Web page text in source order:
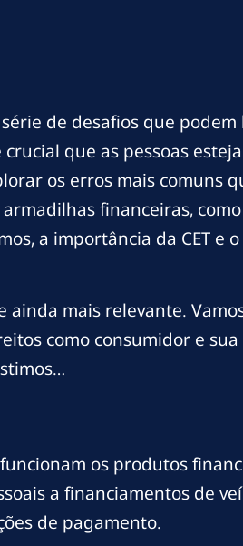
de desafios que podem
que as pessoas
os erros mais comuns
financeiras,
a importância da CET e
ainda mais relevante.
como consumidor e sua
os produtos
a financiamentos de
de pagamento.